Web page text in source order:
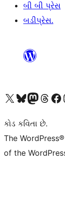
બી બી પ્રેસ
બડીપ્રેસ.
અમારા X (અગાઉ ટ્વિટર) એકાઉન્ટની મુલાકાત લોઅમારા Bluesky એકાઉન્ટની મુલાકાત લોઅમારા માસ્ટોડોન એકાઉન્ટની મુલાકાત લોઅમારા Threads એકાઉન્ટની મુલાકાત લો અમારા ફેસબુક પેજની મુલાકાત લો
કોડ કવિતા છે.
The
of the